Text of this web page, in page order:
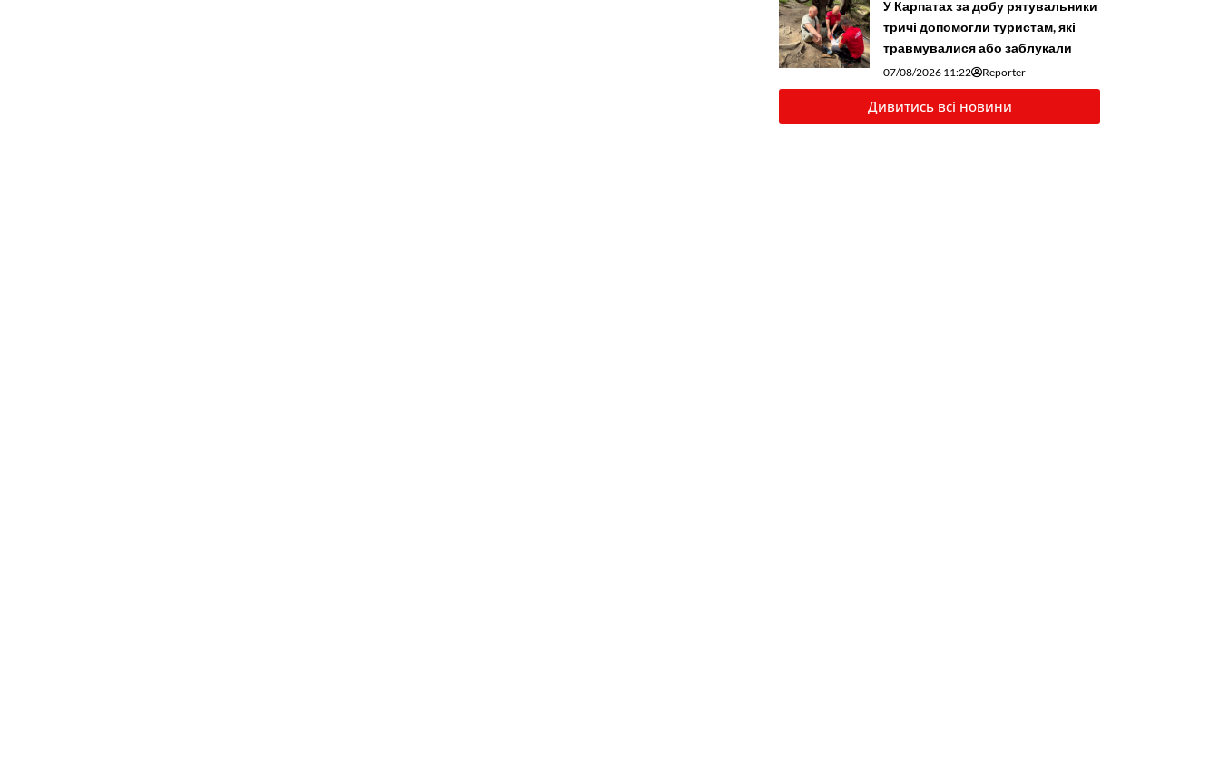
У Карпатах за добу рятувальники
тричі допомогли туристам, які
травмувалися або заблукали
07/08/2026 11:22 Reporter
Дивитись всі новини